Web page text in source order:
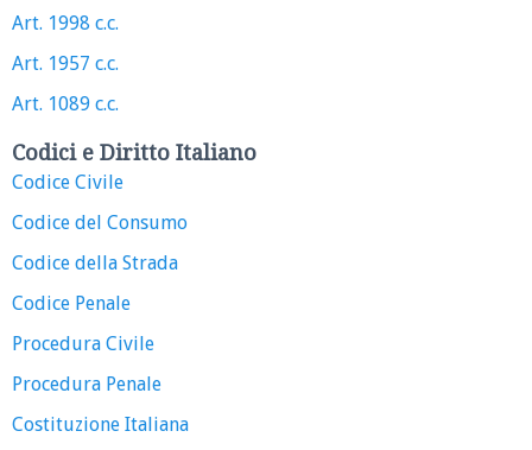
Art. 1998 c.c.
Art. 1957 c.c.
Art. 1089 c.c.
Codici e Diritto Italiano
Codice Civile
Codice del Consumo
Codice della Strada
Codice Penale
Procedura Civile
Procedura Penale
Costituzione Italiana